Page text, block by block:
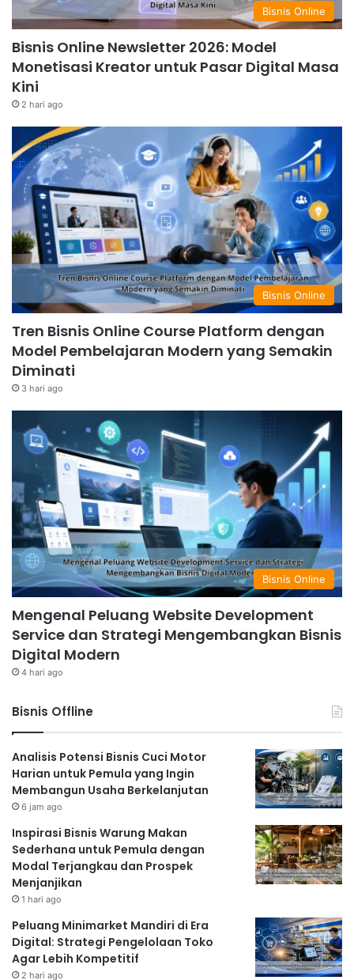
Bisnis Online
Bisnis Online Newsletter 2026: Model
Monetisasi Kreator untuk Pasar Digital Masa
Kini
2 hari ago
Bisnis Online
Tren Bisnis Online Course Platform dengan
Model Pembelajaran Modern yang Semakin
Diminati
3 hari ago
Bisnis Online
Mengenal Peluang Website Development
Service dan Strategi Mengembangkan Bisnis
Digital Modern
4 hari ago
Bisnis Offline
Analisis Potensi Bisnis Cuci Motor
Harian untuk Pemula yang Ingin
Membangun Usaha Berkelanjutan
6 jam ago
Inspirasi Bisnis Warung Makan
Sederhana untuk Pemula dengan
Modal Terjangkau dan Prospek
Menjanjikan
1 hari ago
Peluang Minimarket Mandiri di Era
Digital: Strategi Pengelolaan Toko
Agar Lebih Kompetitif
2 hari ago